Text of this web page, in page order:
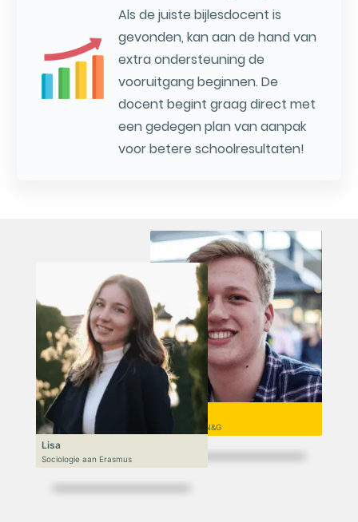
Als de juiste bijlesdocent is
gevonden, kan aan de hand van
extra ondersteuning de
vooruitgang beginnen. De
docent begint graag direct met
een gedegen plan van aanpak
voor betere schoolresultaten!
Niek
VWO 6, N&T/N&G
Lisa
Sociologie aan Erasmus